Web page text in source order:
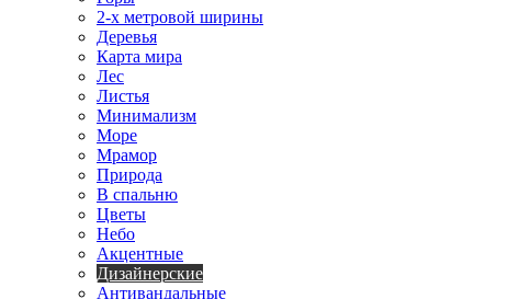
2-х метровой ширины
Деревья
Карта мира
Лес
Листья
Минимализм
Море
Мрамор
Природа
В спальню
Цветы
Небо
Акцентные
Дизайнерские
Антивандальные